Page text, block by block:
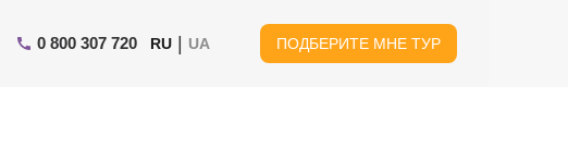
0 800 307 720 RU | UA ПОДБЕРИТЕ МНЕ ТУР